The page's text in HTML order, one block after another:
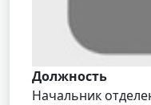
Должность
Начальник